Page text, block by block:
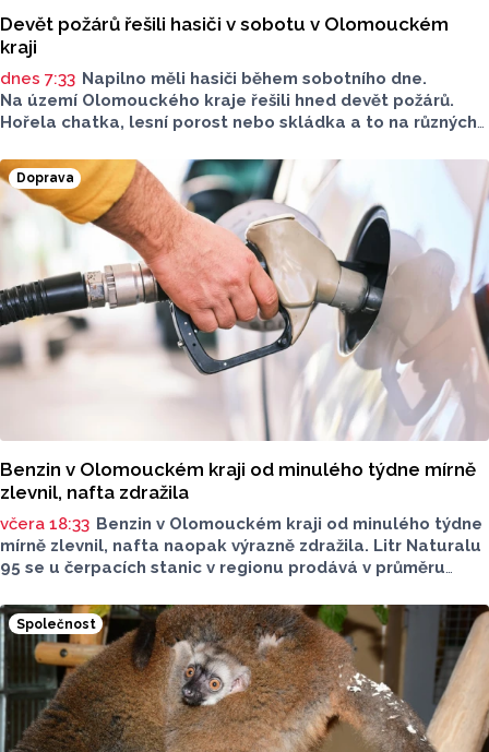
Devět požárů řešili hasiči v sobotu v Olomouckém
kraji
dnes 7:33 Napilno měli hasiči během sobotního dne.
Na území Olomouckého kraje řešili hned devět požárů.
Hořela chatka, lesní porost nebo skládka a to na různých
Doprava
Benzin v Olomouckém kraji od minulého týdne mírně
zlevnil, nafta zdražila
včera 18:33 Benzin v Olomouckém kraji od minulého týdne
mírně zlevnil, nafta naopak výrazně zdražila. Litr Naturalu
95 se u čerpacích stanic v regionu prodává v průměru
O 84 haléřů zdražila nafta, za litr teď řidiči dají průměrně
44,84 koruny. Podle údajů společnosti CCS, která ceny
sleduje, je benzin v současnosti o 7,73 koruny dražší než
před rokem, za naftu tehdy motoristé platili o 11,31
koruny méně.
Společnost